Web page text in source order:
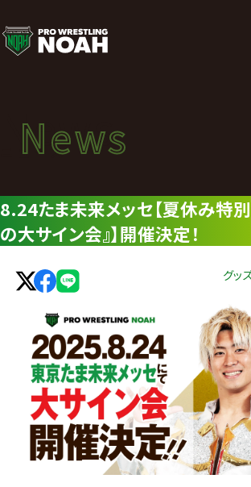
ニ
ュ
ー
ス
|
プ
ロ
News
ニュース
News
8.24たま未来メッセ【夏休み特
の大サイン会』】開催決定！
グッ